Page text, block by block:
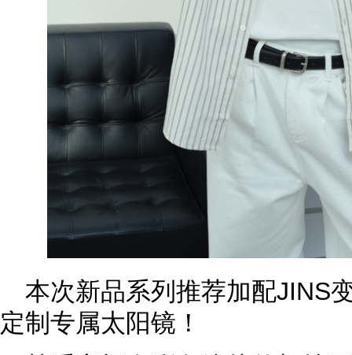
本次新品系列推荐加配JINS
定制专属太阳镜！